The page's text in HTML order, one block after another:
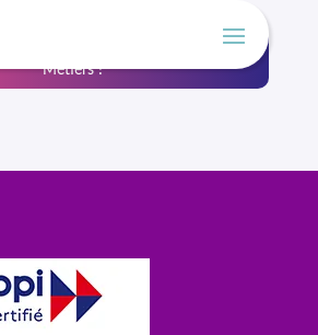
la même expertise, Athéna devient CJ
Métiers !